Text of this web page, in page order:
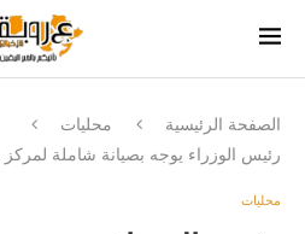
الصفحة الرئيسية
محليات
رئيس الوزراء يوجه بصيانة شاملة
محليات